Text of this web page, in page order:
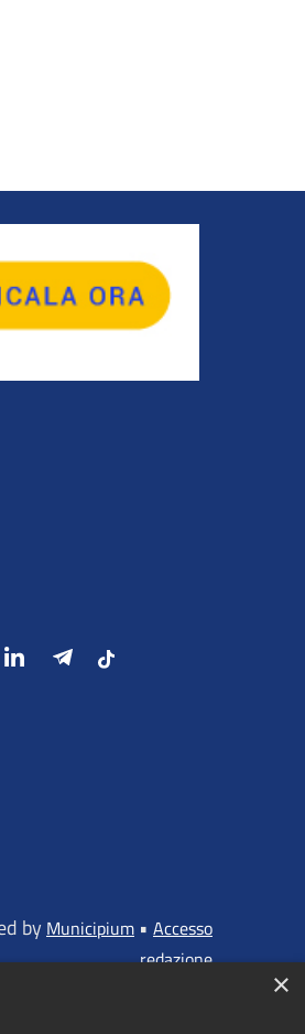
LinkedIn Telegram
Tiktok
by Municipium • Accesso
redazione
×